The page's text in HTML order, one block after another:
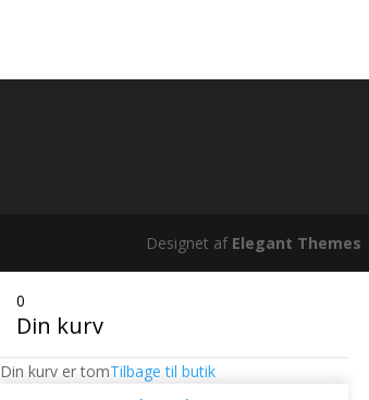
Designet af Elegant Themes
0
Din kurv
Din kurv er tomTilbage til butik